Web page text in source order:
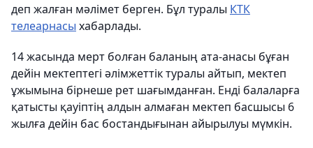
деп жалған мәлімет берген. Бұл туралы КТК
телеарнасы хабарлады.
14 жасында мерт болған баланың ата-анасы бұған
дейін мектептегі әлімжеттік туралы айтып, мектеп
ұжымына бірнеше рет шағымданған. Енді балаларға
қатысты қауіптің алдын алмаған мектеп басшысы 6
жылға дейін бас бостандығынан айырылуы мүмкін.